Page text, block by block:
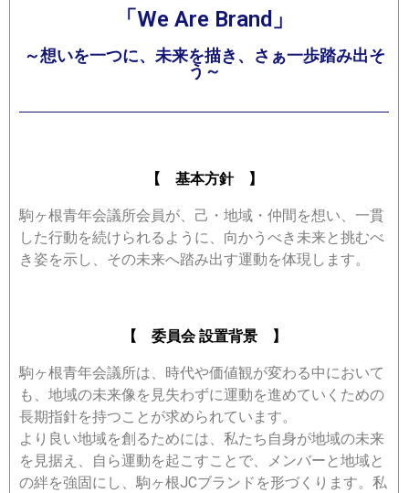
「We Are Brand」
～想いを一つに、未来を描き、さぁ一歩踏み出そ
う～
【 基本方針 】
駒ヶ根青年会議所会員が、己・地域・仲間を想い、一貫
した行動を続けられるように、向かうべき未来と挑むべ
き姿を示し、その未来へ踏み出す運動を体現します。
【 委員会 設置背景 】
駒ヶ根青年会議所は、時代や価値観が変わる中において
も、地域の未来像を見失わずに運動を進めていくための
長期指針を持つことが求められています。
より良い地域を創るためには、私たち自身が地域の未来
を見据え、自ら運動を起こすことで、メンバーと地域と
の絆を強固にし、駒ヶ根JCブランドを形づくります。私